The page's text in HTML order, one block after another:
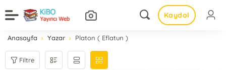
Kaydol
Anasayfa Yazar Platon ( Eflatun )
Filtre